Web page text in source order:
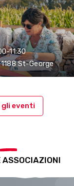
11:30
St-George
eventi
ASSOCIAZIONI